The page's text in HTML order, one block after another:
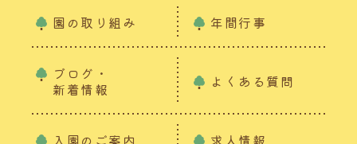
園の取り組み 年間行事
ブログ・
新着情報
よくある質問
入園のご案内 求人情報